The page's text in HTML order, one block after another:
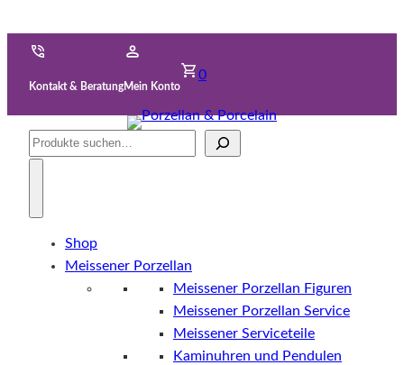
Kontakt & BeratungMein Konto
0
Suche
Shop
Meissener Porzellan
Meissener Porzellan Figuren
Meissener Porzellan Service
Meissener Serviceteile
Kaminuhren und Pendulen